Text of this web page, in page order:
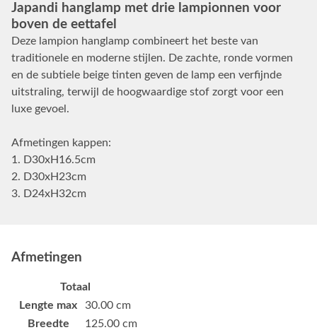
Japandi hanglamp met drie lampionnen voor
boven de eettafel
Deze lampion hanglamp combineert het beste van
traditionele en moderne stijlen. De zachte, ronde vormen
en de subtiele beige tinten geven de lamp een verfijnde
uitstraling, terwijl de hoogwaardige stof zorgt voor een
luxe gevoel.
Afmetingen kappen:
1. D30xH16.5cm
2. D30xH23cm
3. D24xH32cm
Afmetingen
Totaal
Lengte max
30.00 cm
Breedte
125.00 cm